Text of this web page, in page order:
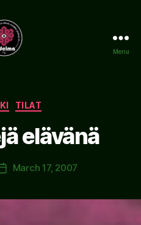
Menu
Categories
TILAT
elävänä
PostMarch 17, 2007